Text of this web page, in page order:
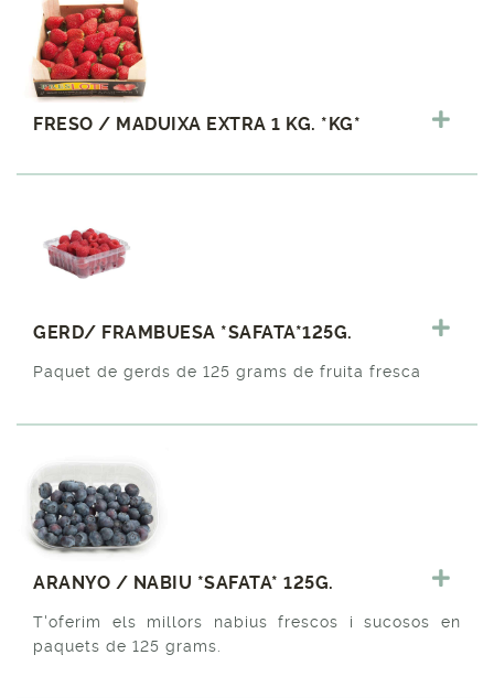
FRESO / MADUIXA EXTRA 1 KG. *KG*
GERD/ FRAMBUESA *SAFATA*125G.
Paquet de gerds de 125 grams de fruita fresca
ARANYO / NABIU *SAFATA* 125G.
T'oferim els millors nabius frescos i sucosos en
paquets de 125 grams.